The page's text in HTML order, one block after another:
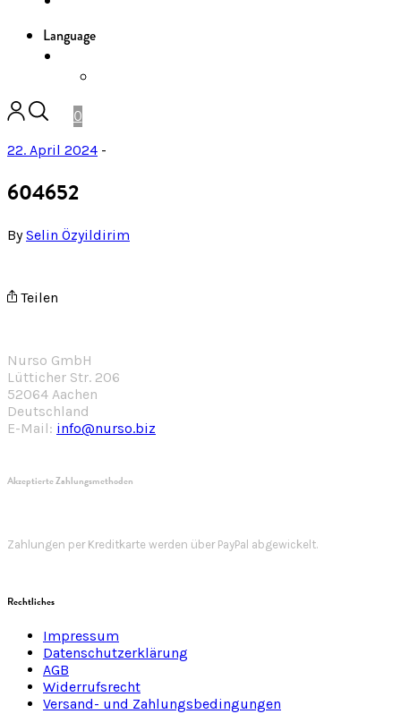
Language
0
22. April 2024 -
604652
BySelin Özyildirim
Teilen
Nurso GmbH
Lütticher Str. 206
52064 Aachen
Deutschland
E-Mail: info@nurso.biz
Akzeptierte Zahlungsmethoden
Zahlungen per Kreditkarte werden über PayPal abgewickelt.
Rechtliches
Impressum
Datenschutzerklärung
AGB
Widerrufsrecht
Versand- und Zahlungsbedingungen